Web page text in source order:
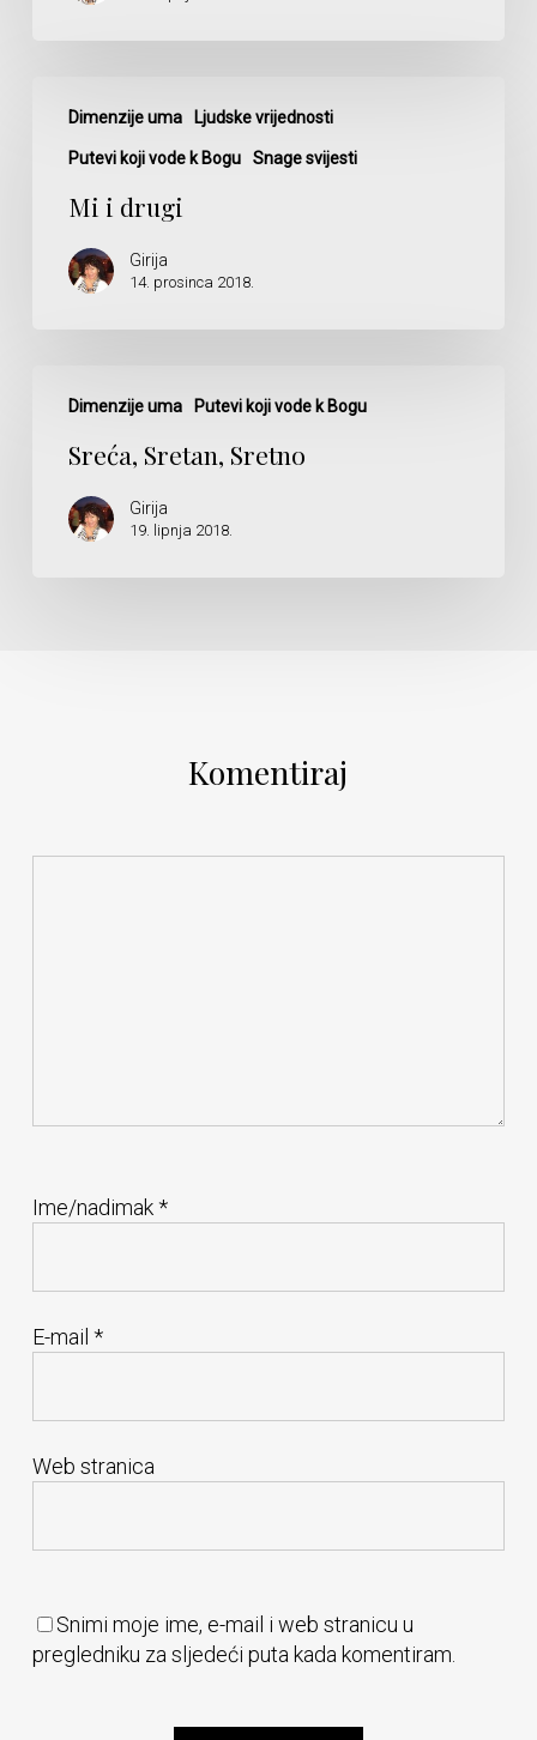
Dimenzije uma Ljudske vrijednosti
Putevi koji vode k Bogu Snage svijesti
drugi
Mi i drugi
Girija
14. prosinca 2018.
Dimenzije uma Putevi koji vode k Bogu
Sretan,
Sreća, Sretan, Sretno
Girija
19. lipnja 2018.
Komentiraj
Ime/nadimak*
E-mail *
Web stranica
Snimi moje ime, e-mail i web stranicu u
pregledniku za sljedeći puta kada komentiram.